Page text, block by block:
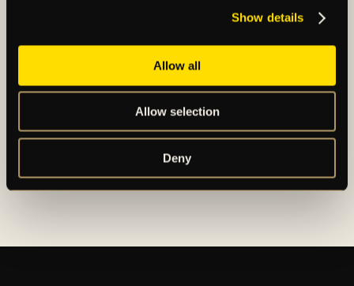
Show details
Allow all
Allow selection
Deny
AIK Fotboll AB bedriver AIK Fotbollsförenings
elitfotbollsverksamhet genom ett herrlag och ett
damlag. Herrlaget spelar i Allsvenskan och damlaget
spelar i OBOS Damallsvenskan. AIK Fotboll AB är
noterat på NGM Nordic Growth Market Stockholm.
AIK FOTBOLLSFÖRENING